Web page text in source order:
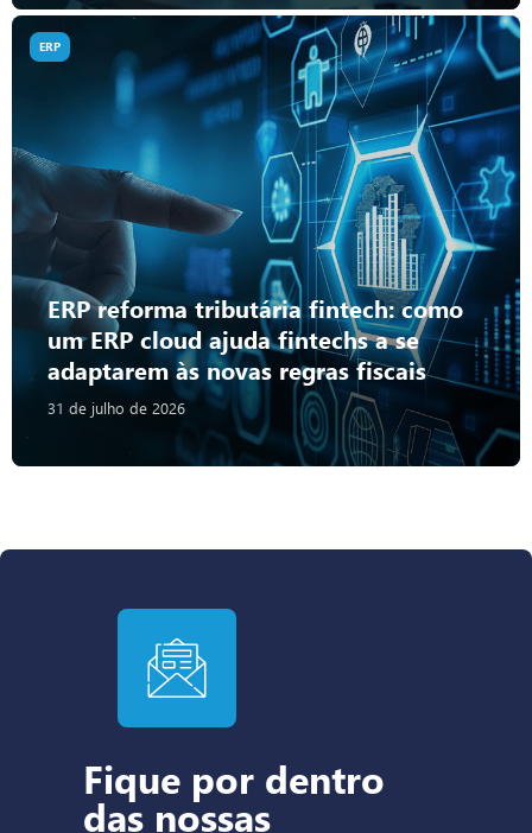
ERP reforma tributária fintech: como
um ERP cloud ajuda fintechs a se
adaptarem às novas regras fiscais
31 de julho de 2026
ERP
Fique por dentro
das nossas